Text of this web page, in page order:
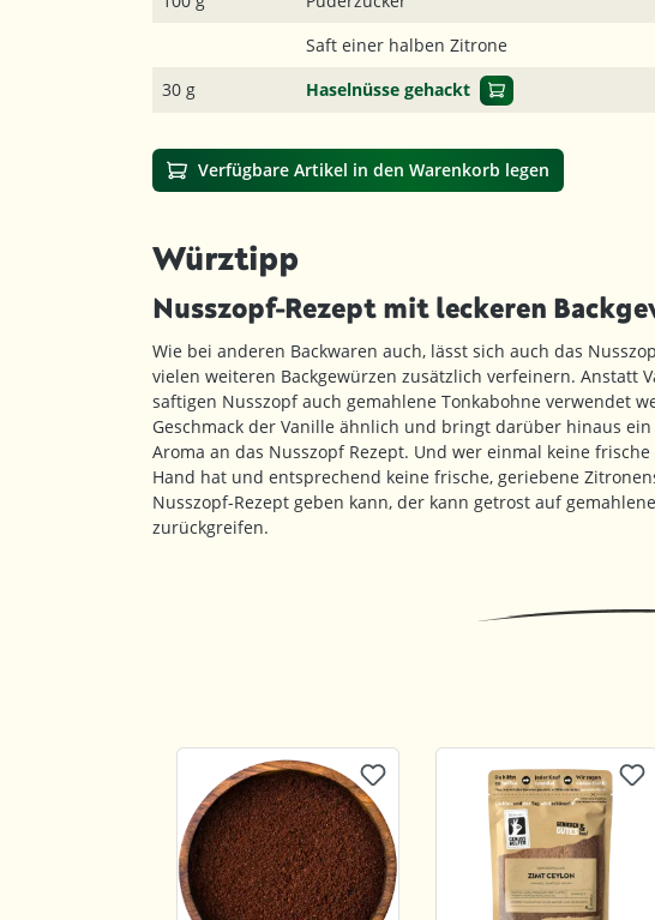
Saft einer halben Zitrone
30 g
Haselnüsse gehackt
Verfügbare Artikel in den Warenkorb legen
Würztipp
Nusszopf-Rezept mit leckeren
Wie bei anderen Backwaren auch, lässt sich auch das
vielen weiteren Backgewürzen zusätzlich verfeinern. Anstatt
saftigen Nusszopf auch gemahlene Tonkabohne verwendet
Geschmack der Vanille ähnlich und bringt darüber hinaus
Aroma an das Nusszopf Rezept. Und wer einmal keine
Hand hat und entsprechend keine frische, geriebene
Nusszopf-Rezept geben kann, der kann getrost auf
zurückgreifen.
Produktgalerie überspringen